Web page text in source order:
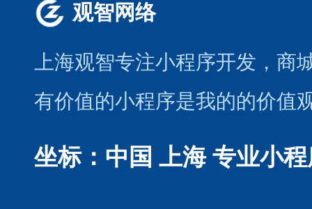
观智网络
上海观智专注小程序开发 ，商
有价值的小程序是我的的价值
坐标：中国 上海 专业小